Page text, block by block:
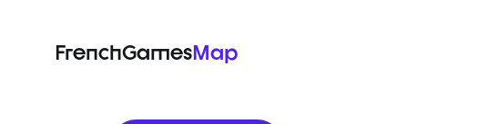
FrenchGamesMap